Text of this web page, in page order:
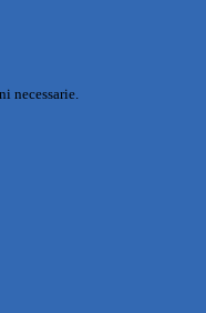
necessarie.